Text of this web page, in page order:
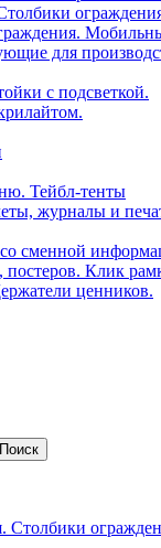
для
с подсветкой.
Тейбл-тенты
журналы и
сменной
Клик
ценников.
Поиск